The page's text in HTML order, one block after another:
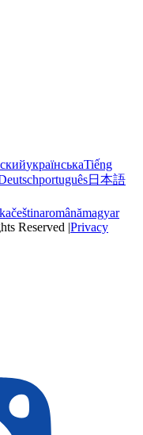
українськаTiếng
português日本語
češtinaromânămagyar
Reserved |Privacy